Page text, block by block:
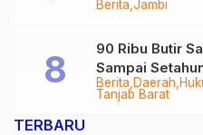
Berita Jambi
Tungkal-Jambi
Berita Daerah
Tanjab Barat
90 Ribu Butir
Sampai
Audit
TERBARU